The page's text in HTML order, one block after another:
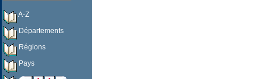
A-Z
Départements
Régions
Pays